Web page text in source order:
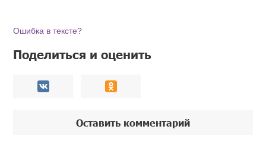
Ошибка в тексте?
Поделиться и оценить
Оставить комментарий